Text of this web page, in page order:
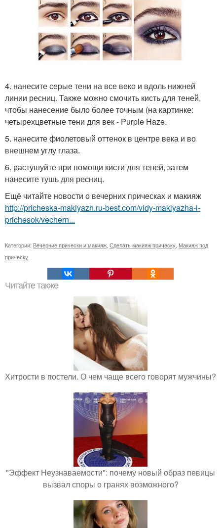
4. нанесите серые тени на все веко и вдоль нижней
линии ресниц. Также можно смочить кисть для теней,
чтобы нанесение было более точным (на картинке:
четырехцветные тени для век - Purple Haze.
5. нанесите фиолетовый оттенок в центре века и во
внешнем углу глаза.
6. растушуйте при помощи кисти для теней, затем
нанесите тушь для ресниц.
Ещё читайте новости о вечерних прическах и макияж
http://pricheska-makiyazh.ru-best.com/vidy-makiyazha-i-
prichesok/vechern...
Категории: Вечерние прически и макияж Сделать макияж прическу Макияж под
прическу
Читайте также
Хитрости в постели. О чем чаще всего говорят мужчины?
"Эффект Неузнаваемости": почему новый образ певицы
вызвал споры о гранях возможного?